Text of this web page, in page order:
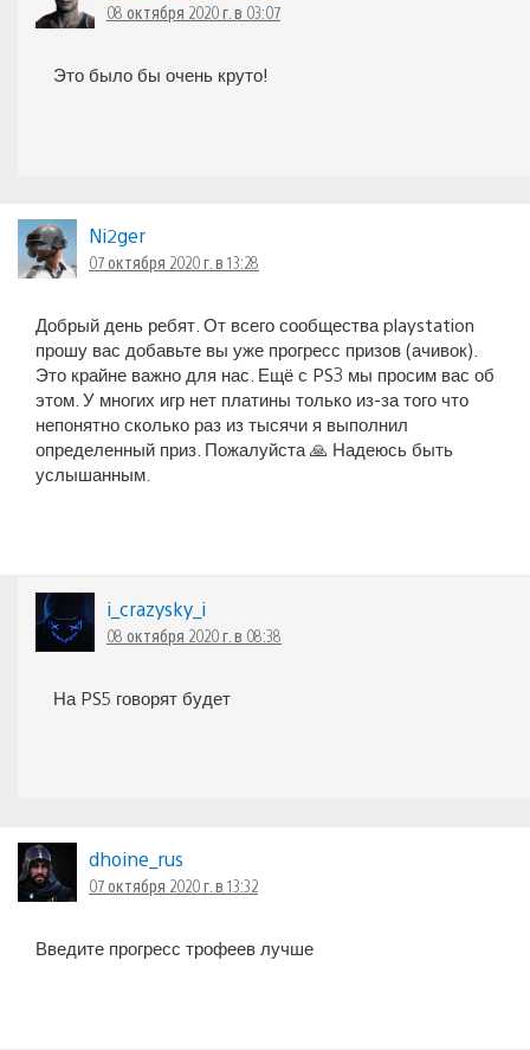
08 октября 2020 г. в 03:07
Это было бы очень круто!
Ni2ger
07 октября 2020 г. в 13:28
Добрый день ребят. От всего сообщества playstation
прошу вас добавьте вы уже прогресс призов (ачивок).
Это крайне важно для нас. Ещё с PS3 мы просим вас об
этом. У многих игр нет платины только из-за того что
непонятно сколько раз из тысячи я выполнил
определенный приз. Пожалуйста 🙏 Надеюсь быть
услышанным.
i_crazysky_i
08 октября 2020 г. в 08:38
На PS5 говорят будет
dhoine_rus
07 октября 2020 г. в 13:32
Введите прогресс трофеев лучше